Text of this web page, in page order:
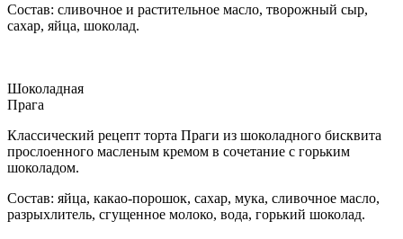
Состав: сливочное и растительное масло, творожный сыр,
сахар, яйца, шоколад.
Шоколадная
Прага
Классический рецепт торта Праги из шоколадного бисквита
прослоенного масленым кремом в сочетание с горьким
шоколадом.
Состав: яйца, какао-порошок, сахар, мука, сливочное масло,
разрыхлитель, сгущенное молоко, вода, горький шоколад.